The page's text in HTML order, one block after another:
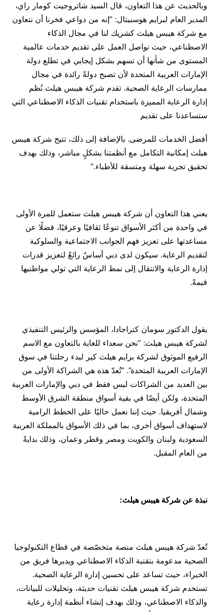
وبالحديث عن هذا التعاون، قال السيد شاتروجيت كومار راي،
المدير العام لبرايم هوسبيتال: ”إنه من دواعي فخرنا أن نتعاون
مع شركة هيبس هيلث كشريك لنا في مجال الذكاء
الاصطناعي، حيث نواصل العمل على تقديم خدمات عالمية
المستوى من شأنها أن تسهم بشكل إيجابي في تطلع دولة
الإمارات العربية المتحدة لأن تصبح دولةً رائدة في مجال
ممارسات الرعاية الصحية. تقدم شركة هيبس هيلث نُظم
إدارة الرعاية المميزة باستخدام تقنيات الذكاء الاصطناعي التي
ستساعدنا على تقديم
أفضل الخدمات للمرضى. بالإضافة إلى ذلك، تتيح شركة هيبس
هيلث إمكانية التكامل مع أنظمتنا بشكلٍ مباشر، وذلك بهدف
تحقيق تجربة سهلة ومتسقة للأطباء.“
يعني هذا التعاون أن شركة هيبس هيلث ستعمل للمرة الأولى
في واحدة من أكثر الأسواق تنوعًا ثقافيًا وعرقيًا، فضلًا عن
مساعدتها على تعزيز فهم الجوانب الاجتماعية والسلوكية
لتقديم الرعاية. سيكون لدى دبي أساسٌ رائعٌ لتعزيز قدرات
إدارة الرعاية والانتقال إلى نمط الرعاية التي تولي مواطنيها
قيمةً.
يقول الدكتور سومان كتراجادا، المؤسس والرئيس التنفيذي
لشركة هيبس هيلث: “نحن سعداء للغاية بالتعاون مع الاسم
الرفيع الموثوق لشركة برايم هيلث كير لبدء رحلتنا في سوق
الإمارات العربية المتحدة”. “تُعدّ هذه هي الشراكة الأولى من
بين العديد من الشراكات ليس فقط في دبي والإمارات العربية
المتحدة، ولكن أيضًا في بقية أسواق منطقة الشرق الأوسط
وشمال أفريقيا. حيث إننا نعمل حاليًا على الخطط الرامية
لاستهداف أسواق أخرى، بما في ذلك الأسواق بالمملكة العربية
السعودية ولبنان والكويت ومصر وقطر وعمان، وذلك بدايةً
من العام المقبل.
نبذة عن شركة هيبس هيلث:
تُعدّ شركة هيبس هيلث منصة متخصّصة في قطاع التكنولوجيا
الصحية مدعومة بتقنية الذكاء الاصطناعي ويديرها فريق من
الخبراء، حيث تساعد على تحسين إدارة الرعاية الصحية.
تستخدم شركة هيبس هيلث تقنيات حديثة، وتحليلات للبيانات،
والذكاء الاصطناعي، وذلك بهدف إنشاء أنظمة إدارة رعاية